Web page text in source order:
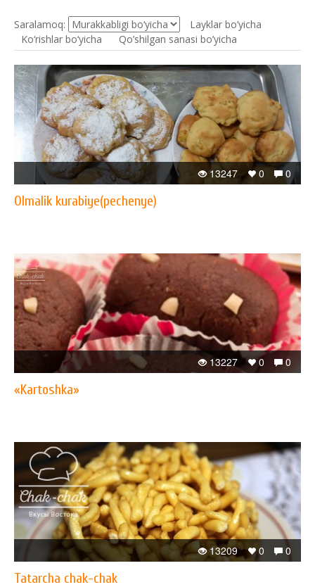
Saralamoq:
Layklar bo’yicha
Ko‘rishlar bo‘yicha
Qo’shilgan sanasi bo’yicha
0
0
13247
Olmalik kurabiye(pechenye)
0
0
13227
«Kartoshka»
0
0
13209
Tatarcha chak-chak